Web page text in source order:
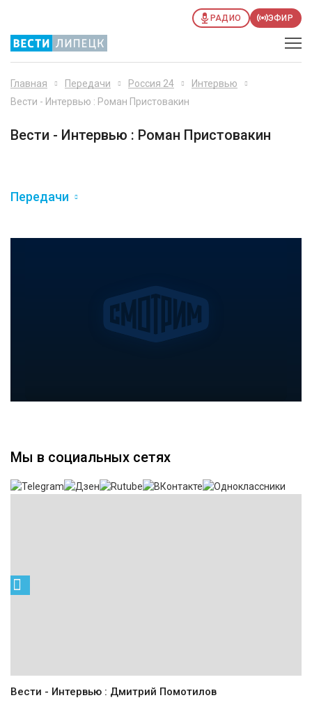
РАДИО ЭФИР
Главная Передачи Россия 24
Интервью
Вести - Интервью : Роман Пристовакин
Вести - Интервью : Роман Пристовакин
Передачи
Мы в социальных сетях
Вести - Интервью : Дмитрий Помотилов